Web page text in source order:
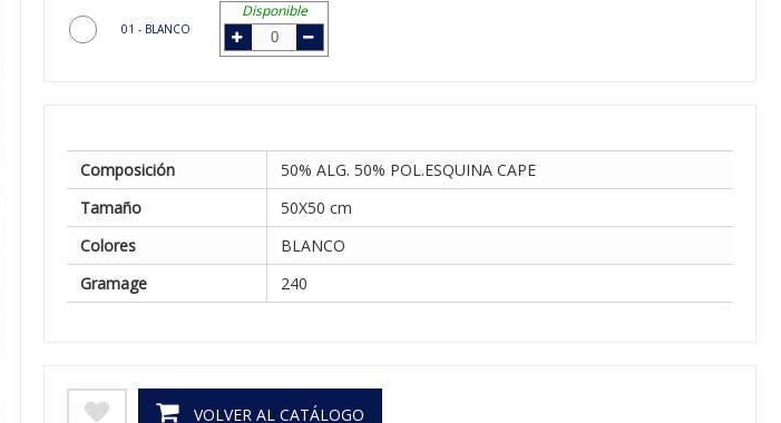
01 - BLANCO
Disponible
Composición
50% ALG. 50% POL.ESQUINA CAPE
Tamaño
50X50 cm
Colores
BLANCO
Gramage
240
VOLVER AL CATÁLOGO